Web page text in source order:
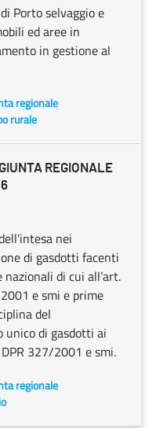
Porto selvaggio e
ed aree in
in gestione al
regionale
rurale
REGIONALE
nei
di gasdotti facenti
di cui all’art.
e smi e prime
del
unico di gasdotti ai
327/2001 e smi.
regionale